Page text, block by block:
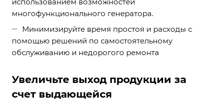
многофункционального генератора.
Минимизируйте время простоя и расходы с
помощью решений по самостоятельному
обслуживанию и недорогого ремонта
Увеличьте выход продукции за
счет выдающейся